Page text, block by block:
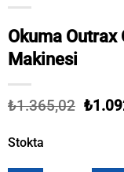
Okuma Outrax
Makinesi
₺1.365,02 ₺
Stokta